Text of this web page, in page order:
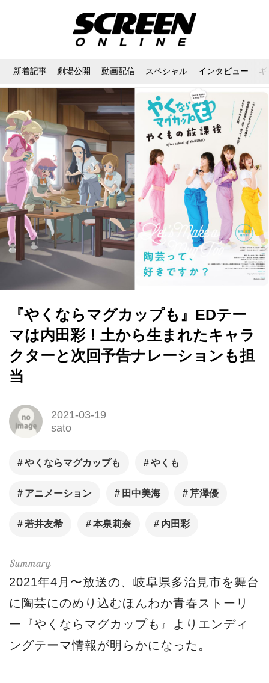
新着記事 劇場公開 動画配信 スペシャル インタビュー
『やくならマグカップも』EDテー
マは内田彩！土から生まれたキャラ
クターと次回予告ナレーションも担
当
2021-03-19
sato
やくならマグカップも やくも
アニメーション 田中美海 芹澤優
若井友希 本泉莉奈 内田彩
2021年4月〜放送の、岐阜県多治見市を舞台
に陶芸にのめり込むほんわか青春ストーリ
ー『やくならマグカップも』よりエンディ
ングテーマ情報が明らかになった。